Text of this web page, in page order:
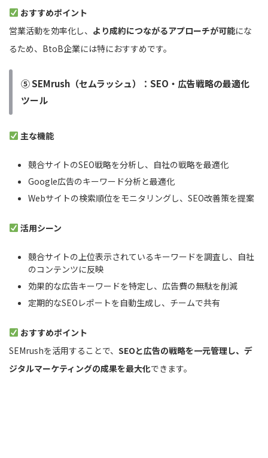
おすすめポイント
営業活動を効率化し、 より成約につながるアプローチが可能にな
るため、BtoB企業には特におすすめです。
⑤ SEMrush（セムラッシュ）：SEO・広告戦略の最適化
ツール
主な機能
競合サイトのSEO戦略を分析し、自社の戦略を最適化
Google広告のキーワード分析と最適化
Webサイトの検索順位をモニタリングし、SEO改善策を提案
活用シーン
競合サイトの上位表示されているキーワードを調査し、自社
のコンテンツに反映
効果的な広告キーワードを特定し、広告費の無駄を削減
定期的なSEOレポートを自動生成し、チームで共有
おすすめポイント
SEMrushを活用することで、 SEOと広告の戦略を一元管理し、デ
ジタルマーケティングの成果を最大化できます。